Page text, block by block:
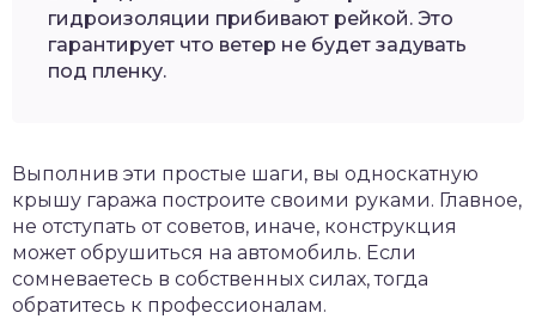
гидроизоляции прибивают рейкой. Это
гарантирует что ветер не будет задувать
под пленку.
Выполнив эти простые шаги, вы односкатную
крышу гаража построите своими руками. Главное,
не отступать от советов, иначе, конструкция
может обрушиться на автомобиль. Если
сомневаетесь в собственных силах, тогда
обратитесь к профессионалам.